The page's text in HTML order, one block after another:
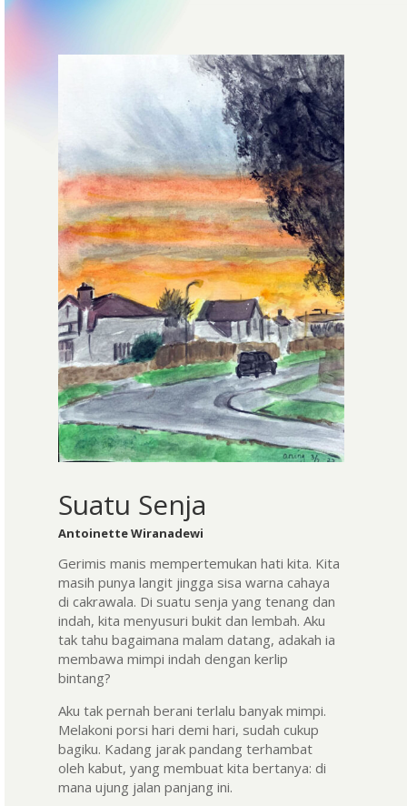
Suatu Senja
Antoinette Wiranadewi
Gerimis manis mempertemukan hati kita. Kita
masih punya langit jingga sisa warna cahaya
di cakrawala. Di suatu senja yang tenang dan
indah, kita menyusuri bukit dan lembah. Aku
tak tahu bagaimana malam datang, adakah ia
membawa mimpi indah dengan kerlip
bintang?
Aku tak pernah berani terlalu banyak mimpi.
Melakoni porsi hari demi hari, sudah cukup
bagiku. Kadang jarak pandang terhambat
oleh kabut, yang membuat kita bertanya: di
mana ujung jalan panjang ini.